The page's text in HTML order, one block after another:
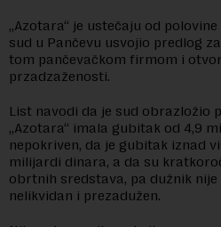
„Azotara“ je ustečaju od
sud u Pančevu usvojio predlog
tom pančevačkom firmom i
przadzaženosti.
List navodi da je sud obrazložio
„Azotara“ imala gubitak od 4,9
nepokriven, da je gubitak iznad
milijardi dinara, a da su
obrtnih sredstava, pa dužnik
nelikvidan i prezadužen.